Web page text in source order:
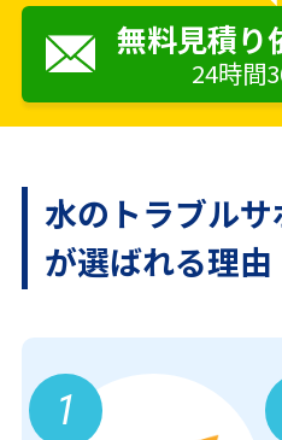
無料見積り
24時間
水のトラブル
が選ばれる理由
1